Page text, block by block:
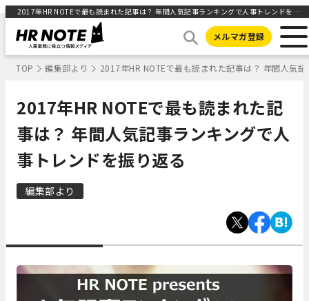
2017年HR NOTEで最も読まれた記事は？ 年間人気記事ランキングで人事トレンドを振り返る ｜HR NOTE
メルマガ登録
TOP 編集部より 2017年HR NOTEで最も読まれた記事は？ 年間人気
2017年HR NOTEで最も読まれた記
事は？ 年間人気記事ランキングで人
事トレンドを振り返る
編集部より